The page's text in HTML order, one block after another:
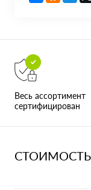
Весь ассортимент
сертифицирован